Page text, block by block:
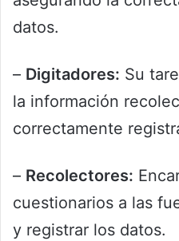
datos.
– Digitadores: Su
la información
correctamente
– Recolectores:
cuestionarios a las
y registrar los datos.